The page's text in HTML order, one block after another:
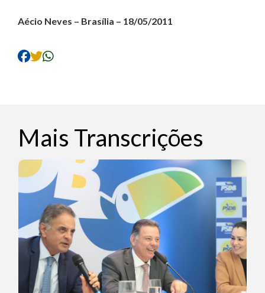
Aécio Neves – Brasília – 18/05/2011
Mais Transcrições